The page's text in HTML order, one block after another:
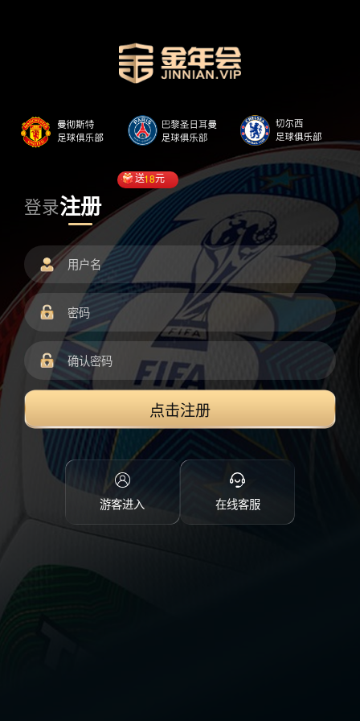
登录注册
送18元
点击注册
游客进入 在线客服